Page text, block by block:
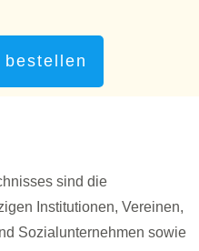
sind die
Institutionen, Vereinen,
Sozialunternehmen sowie